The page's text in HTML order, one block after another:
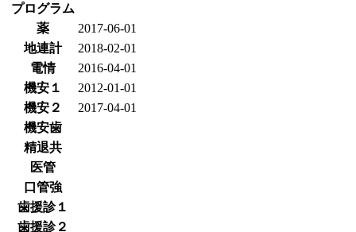
プログラム
薬
2017-06-01
地連計
2018-02-01
電情
2016-04-01
機安１
2012-01-01
機安２
2017-04-01
機安歯
精退共
医管
口管強
歯援診１
歯援診２